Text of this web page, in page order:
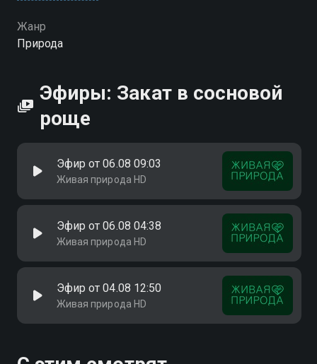
с природой
Жанр
Природа
Эфиры: Закат в сосновой
роще
Эфир от 06.08 09:03
Живая природа HD
Эфир от 06.08 04:38
Живая природа HD
Эфир от 04.08 12:50
Живая природа HD